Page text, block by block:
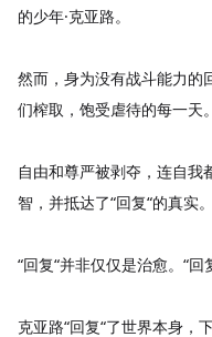
的少年·克亚路。
然而，身为没有战斗能力的
们榨取，饱受虐待的每一天。
自由和尊严被剥夺，连自我
智，并抵达了“回复“的真实。
“回复“并非仅仅是治愈。“回
克亚路“回复“了世界本身，